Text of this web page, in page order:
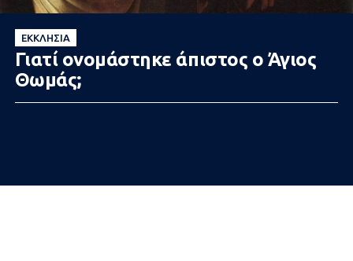
ΕΚΚΛΗΣΊΑ
Γιατί ονομάστηκε άπιστος ο Άγιος
Θωμάς;